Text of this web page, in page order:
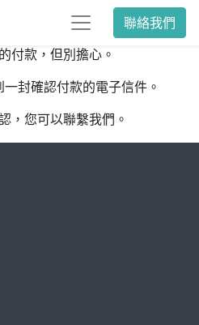
聯絡我們
付款，但別擔心。
封確認付款的電子信件。
，您可以聯繫我們。